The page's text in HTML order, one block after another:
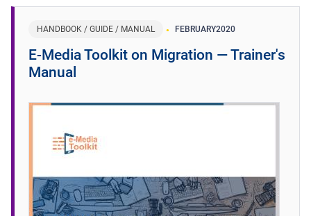
HANDBOOK / GUIDE / MANUAL FEBRUARY2020
E-Media Toolkit on Migration ― Trainer's
Manual